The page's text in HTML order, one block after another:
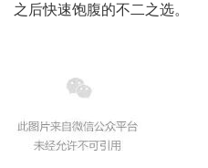
之后快速饱腹的不二之选。